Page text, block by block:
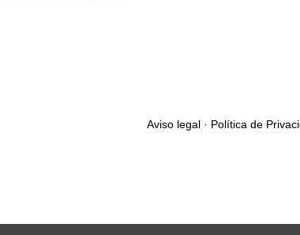
Aviso legal· Política de